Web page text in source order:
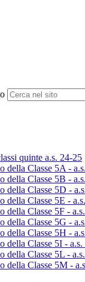
quinte a.s. 24-25
della Classe 5A -
della Classe 5B -
della Classe 5D -
della Classe 5E -
della Classe 5F -
della Classe 5G -
della Classe 5H -
della Classe 5I - a.s.
della Classe 5L -
della Classe 5M -